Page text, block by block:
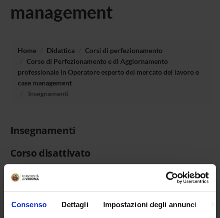
Consenso Dettagli Impostazioni degli annunci
management
Home Didattica
Corsi di perfezionamento
Corso di Perfezionamento e di Aggiornamento
professionale in Operatore esperto del mercato del lavoro e
case management
Insegnamenti
Insegnamenti
Corso disattivato
Anno accademico: